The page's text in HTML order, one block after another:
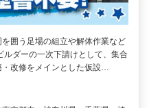
囲う足場の組立や解体作業など
ルダーの一次下請けとして、集合
改修をメインとした仮設…